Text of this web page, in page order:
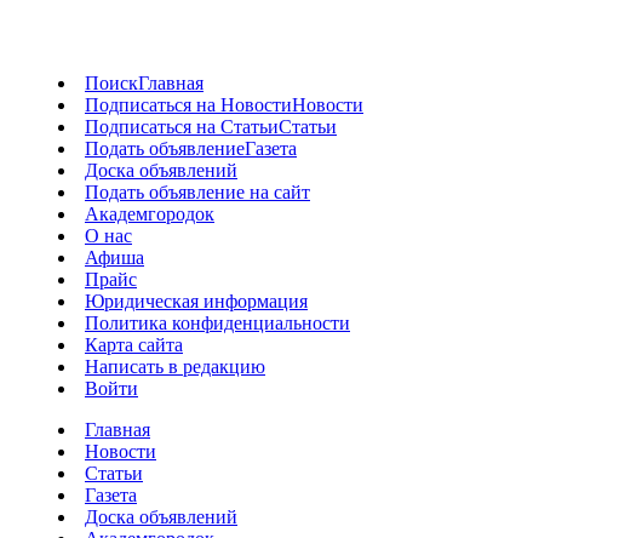
ПоискГлавная
Подписаться на НовостиНовости
Подписаться на СтатьиСтатьи
Подать объявлениеГазета
Доска объявлений
Подать объявление на сайт
Академгородок
О нас
Афиша
Прайс
Юридическая информация
Политика конфиденциальности
Карта сайта
Написать в редакцию
Войти
Главная
Новости
Статьи
Газета
Доска объявлений